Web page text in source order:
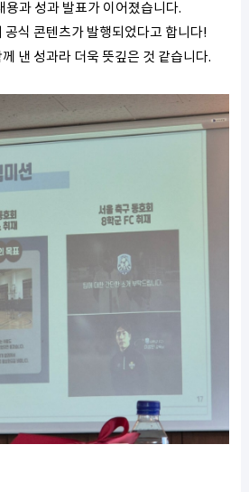
용과 성과 발표가 이어졌습니다.
공식 콘텐츠가 발행되었다고 합니다!
낸 성과라 더욱 뜻깊은 것 같습니다.